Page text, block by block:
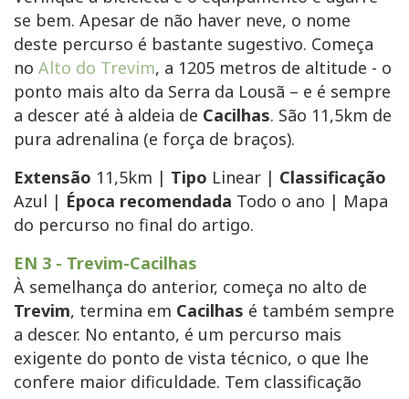
se bem. Apesar de não haver neve, o nome
deste percurso é bastante sugestivo. Começa
no Alto do Trevim, a 1205 metros de altitude - o
ponto mais alto da Serra da Lousã – e é sempre
a descer até à aldeia de Cacilhas. São 11,5km de
pura adrenalina (e força de braços).
Extensão 11,5km | Tipo Linear | Classificação
Azul | Época recomendada Todo o ano | Mapa
do percurso no final do artigo.
EN 3 - Trevim-Cacilhas
À semelhança do anterior, começa no alto de
Trevim, termina em Cacilhas é também sempre
a descer. No entanto, é um percurso mais
exigente do ponto de vista técnico, o que lhe
confere maior dificuldade. Tem classificação